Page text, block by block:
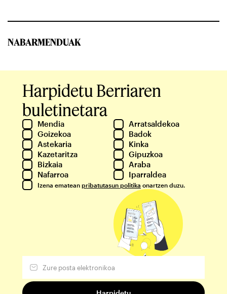
NABARMENDUAK
Harpidetu Berriaren
buletinetara
Mendia
Arratsaldekoa
Goizekoa
Badok
Astekaria
Kinka
Kazetaritza
Gipuzkoa
Bizkaia
Araba
Nafarroa
Iparraldea
Izena ematean pribatutasun politika onartzen duzu.